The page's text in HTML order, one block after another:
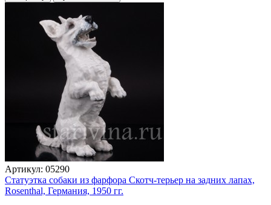
Артикул: 05290
Статуэтка собаки из фарфора Скотч-терьер на задних лапах,
Rosenthal, Германия, 1950 гг.